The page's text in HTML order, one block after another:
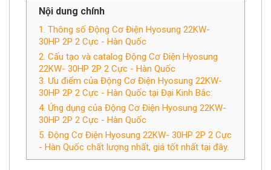
Nội dung chính
1. Thông số Động Cơ Điện Hyosung 22KW-
30HP 2P 2 Cực - Hàn Quốc
2. Cấu tạo và catalog Động Cơ Điện Hyosung
22KW- 30HP 2P 2 Cực - Hàn Quốc
3. Ưu điểm của Động Cơ Điện Hyosung 22KW-
30HP 2P 2 Cực - Hàn Quốc tại Đại Kinh Bắc:
4. Ứng dụng của Động Cơ Điện Hyosung 22KW-
30HP 2P 2 Cực - Hàn Quốc
5. Động Cơ Điện Hyosung 22KW- 30HP 2P 2 Cực
- Hàn Quốc chất lượng nhất, giá tốt nhất tại đây.